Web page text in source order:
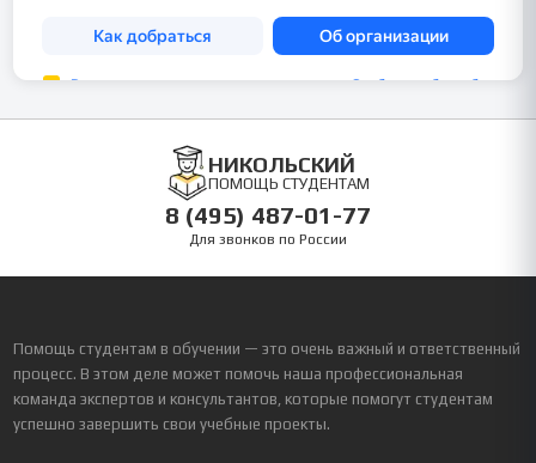
НИКОЛЬСКИЙ
ПОМОЩЬ СТУДЕНТАМ
8 (495) 487-01-77
Для звонков по России
Помощь студентам в обучении — это очень важный и ответственный
процесс. В этом деле может помочь наша профессиональная
команда экспертов и консультантов, которые помогут студентам
успешно завершить свои учебные проекты.